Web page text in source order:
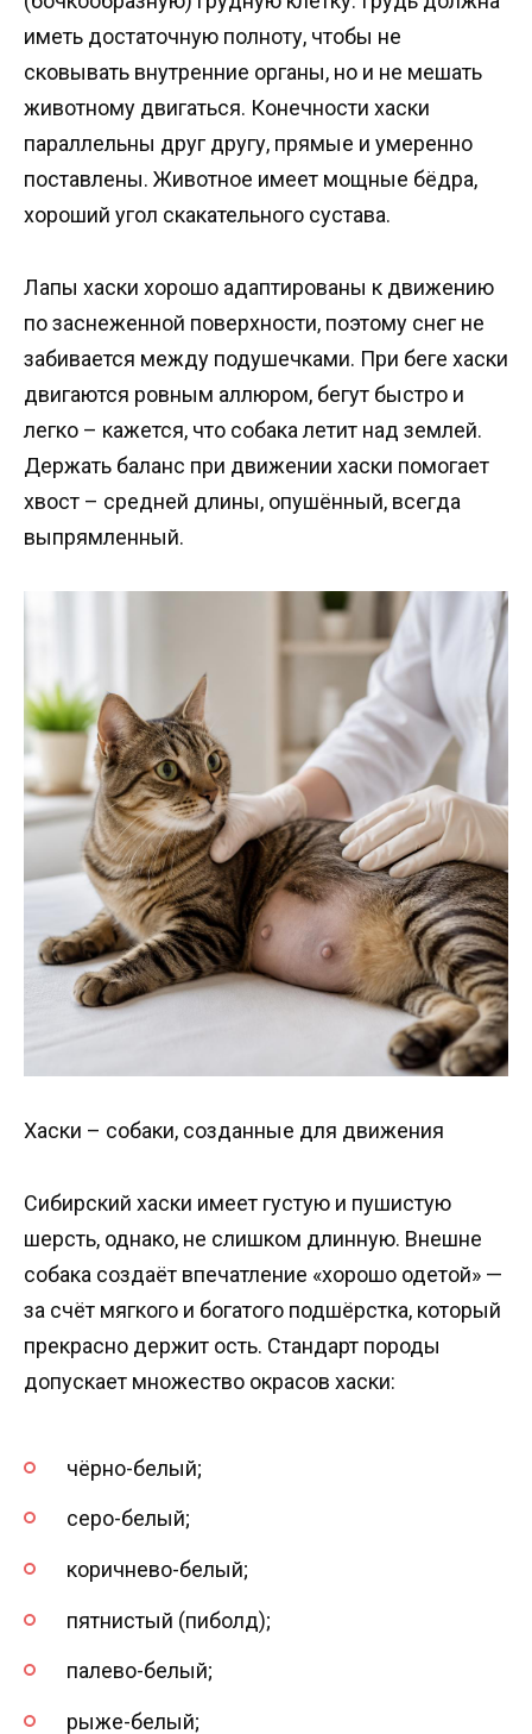
иметь достаточную полноту, чтобы не
сковывать внутренние органы, но и не мешать
животному двигаться. Конечности хаски
параллельны друг другу, прямые и умеренно
поставлены. Животное имеет мощные бёдра,
хороший угол скакательного сустава.
Лапы хаски хорошо адаптированы к движению
по заснеженной поверхности, поэтому снег не
забивается между подушечками. При беге хаски
двигаются ровным аллюром, бегут быстро и
легко – кажется, что собака летит над землей.
Держать баланс при движении хаски помогает
хвост – средней длины, опушённый, всегда
выпрямленный.
Хаски – собаки, созданные для движения
Сибирский хаски имеет густую и пушистую
шерсть, однако, не слишком длинную. Внешне
собака создаёт впечатление «хорошо одетой» —
за счёт мягкого и богатого подшёрстка, который
прекрасно держит ость. Стандарт породы
допускает множество окрасов хаски:
чёрно-белый;
серо-белый;
коричнево-белый;
пятнистый (пиболд);
палево-белый;
рыже-белый;